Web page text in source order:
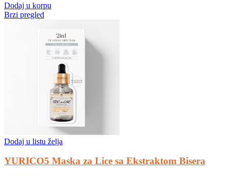
Dodaj u korpu
Brzi pregled
Dodaj u listu želja
YURICO5 Maska za Lice sa Ekstraktom Bisera